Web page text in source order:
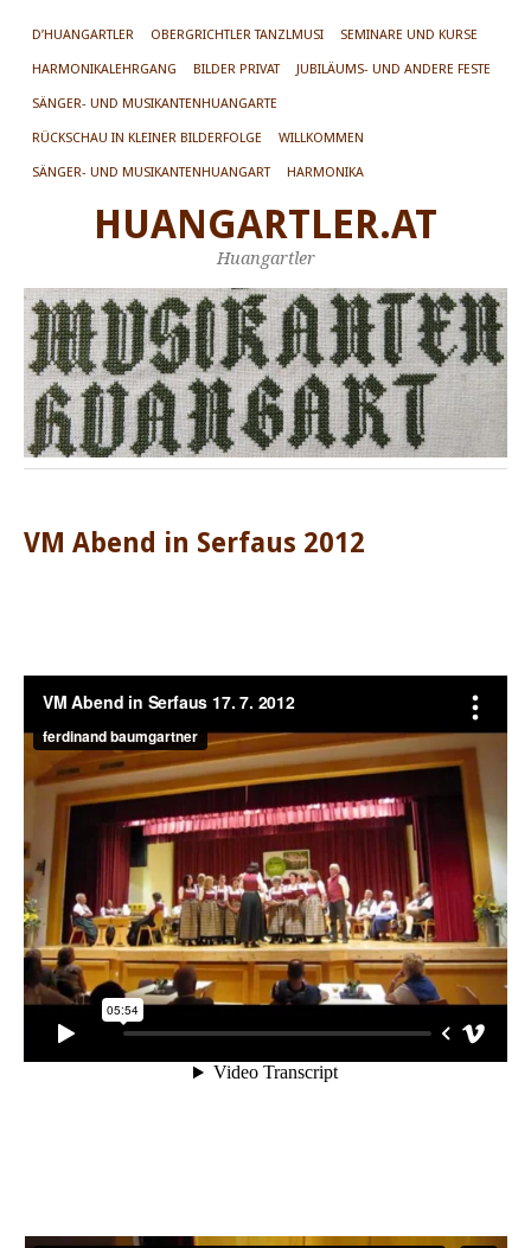
D’HUANGARTLER OBERGRICHTLER TANZLMUSI SEMINARE UND KURSE
HARMONIKALEHRGANG BILDER PRIVAT JUBILÄUMS- UND ANDERE FESTE
SÄNGER- UND MUSIKANTENHUANGARTE
RÜCKSCHAU IN KLEINER BILDERFOLGE WILLKOMMEN
SÄNGER- UND MUSIKANTENHUANGART HARMONIKA
HUANGARTLER.AT
Huangartler
VM Abend in Serfaus 2012